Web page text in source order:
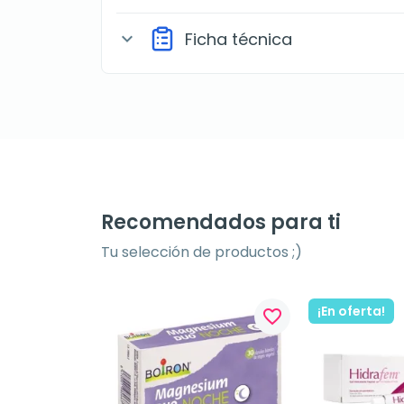
expand_more Ficha técnica
Recomendados para ti
Tu selección de productos ;)
favorite_border ¡En oferta!